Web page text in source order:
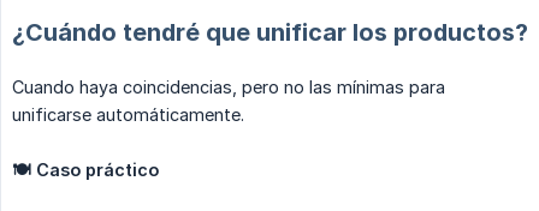
¿Cuándo tendré que unificar los productos?
Cuando haya coincidencias, pero no las mínimas para
unificarse automáticamente.
🍽 Caso práctico